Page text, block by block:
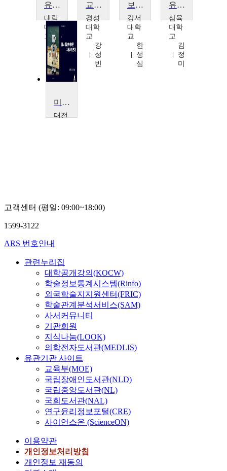
유아교사론
대림
대학
교
김
현
주
교사론
경성
대학
교
강
성
빈
보육교사론
강서
대학
교
한
성
심
유아교사론
삼육
대학
교
김
정
미
미래사회와 교사
대전
고객센터 (평일: 09:00~18:00)
1599-3122
ARS 번호안내
관련누리집
대학공개강의(KOCW)
학술정보통계시스템(Rinfo)
외국학술지지원센터(FRIC)
학술관계분석서비스(SAM)
사서커뮤니티
기관회원
지식나눔(LOOK)
의학전자도서관(MEDLIS)
유관기관 사이트
교육부(MOE)
국립장애인도서관(NLD)
국립중앙도서관(NL)
국회도서관(NAL)
연구윤리정보포털(CRE)
사이언스온 (ScienceON)
이용약관
개인정보처리방침
개인정보 재동의